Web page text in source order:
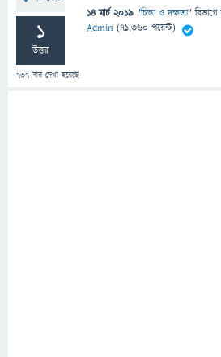
1
উত্তর
737 বার দেখা হয়েছে
14 মার্চ 2019 "চিন্তা ও দক্ষতা" বিভাগে
Admin (71,360 পয়েন্ট)